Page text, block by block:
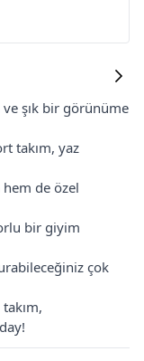
şık bir görünüme
takım, yaz
hem de özel
bir giyim
çok